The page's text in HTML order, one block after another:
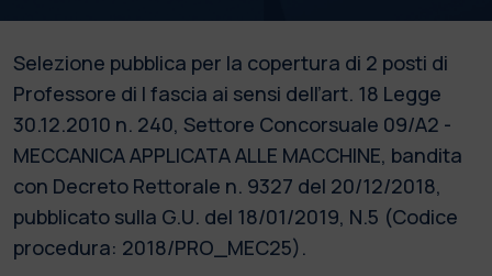
Selezione pubblica per la copertura di 2 posti di
Professore di I fascia ai sensi dell’art. 18 Legge
30.12.2010 n. 240, Settore Concorsuale 09/A2 -
MECCANICA APPLICATA ALLE MACCHINE, bandita
con Decreto Rettorale n. 9327 del 20/12/2018,
pubblicato sulla G.U. del 18/01/2019, N.5 (Codice
procedura: 2018/PRO_MEC25).